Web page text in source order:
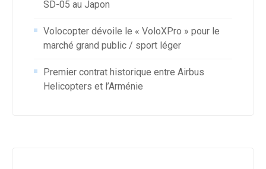
SD-05 au Japon
Volocopter dévoile le « VoloXPro » pour le
marché grand public / sport léger
Premier contrat historique entre Airbus
Helicopters et l’Arménie